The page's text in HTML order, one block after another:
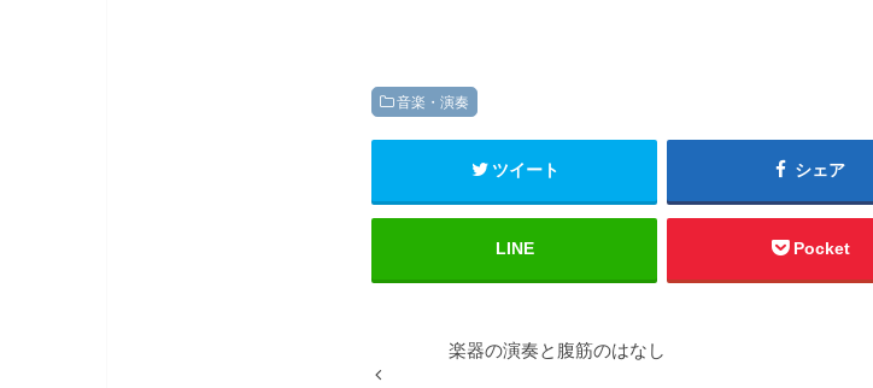
音楽・演奏
ツイート シェア
LINE Pocket
楽器の演奏と腹筋のはなし